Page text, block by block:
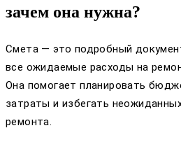
зачем она нужна?
Смета — это подробный
все ожидаемые расходы на
Она помогает планировать
затраты и избегать
ремонта.